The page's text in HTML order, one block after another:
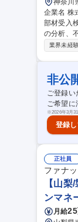
神奈川
企業名 株式会社東芝 求人名 【横浜】品質管理 /車載お
部材受入
の分析、不具
よび検査
管理、初
募集職種
業界未経
非公
ご登録い
ご希望に
※2026年3月
登録
正社員
ファナ
【山
ンマネ
月給